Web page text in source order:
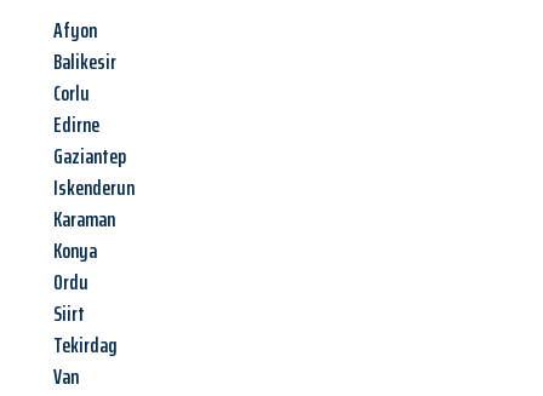
Afyon
Balikesir
Corlu
Edirne
Gaziantep
Iskenderun
Karaman
Konya
Ordu
Siirt
Tekirdag
Van